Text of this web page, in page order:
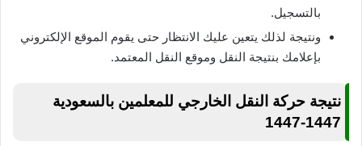
بالتسجيل.
ونتيجة لذلك يتعين عليك الانتظار حتى يقوم الموقع الإلكتروني
بإعلامك بنتيجة النقل وموقع النقل المعتمد.
نتيجة حركة النقل الخارجي للمعلمين بالسعودية
1447-1447